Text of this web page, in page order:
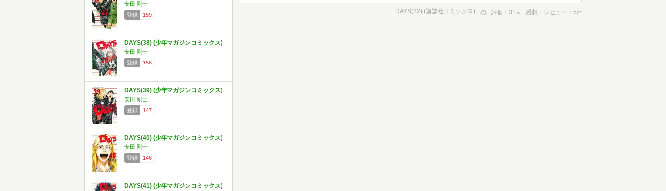
安田 剛士
登録
159
DAYS(38) (少年マガジンコミックス)
安田 剛士
登録
156
DAYS(39) (少年マガジンコミックス)
安田 剛士
登録
147
DAYS(40) (少年マガジンコミックス)
安田 剛士
登録
146
DAYS(41) (少年マガジンコミックス)
DAYS(22) (講談社コミックス) の 評価 31 ％ 感想・レビュー 5件